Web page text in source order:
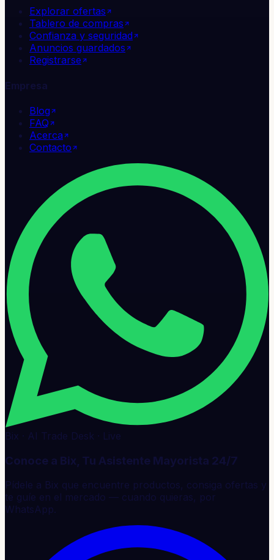
Explorar ofertas
Tablero de compras
Confianza y seguridad
Anuncios guardados
Registrarse
Empresa
Blog
FAQ
Acerca
Contacto
Bix · AI Trade Desk · Live
Conoce a Bix, Tu Asistente Mayorista 24/7
Pídele a Bix que encuentre productos, consiga ofertas y
te guíe en el mercado — cuando quieras, por
WhatsApp.